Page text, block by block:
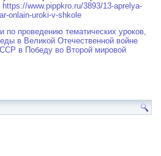
https://www.pippkro.ru/3893/13-aprelya-
onlain-uroki-v-shkole
по проведению тематических уроков,
в Великой Отечественной войне
в Победу во Второй мировой